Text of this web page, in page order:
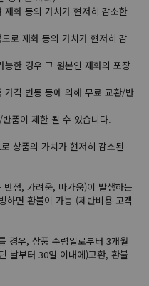
화 등의 가치가 현저히 감소한
로 재화 등의 가치가 현저히 감
한 경우 그 원본인 재화의 포장
격 변동 등에 의해 무료 교환/반
품이 제한 될 수 있습니다.
상품의 가치가 현저히 감소된
반점, 가려움, 따가움)이 발생하는
하면 환불이 가능 (제반비용 고객
경우, 상품 수령일로부터 3개월
날부터 30일 이내에)교환, 환불